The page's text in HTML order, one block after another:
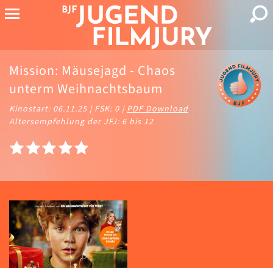
Mission: Mäusejagd - Chaos
unterm Weihnachtsbaum
Kinostart: 06.11.25 | FSK: 0 |PDF Download
Altersempfehlung der JFJ: 6 bis 12